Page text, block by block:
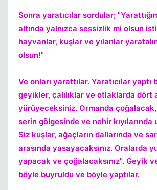
Sonra yaratıcılar sordular;
altında yalnızca sessizlik mi olsun
hayvanlar, kuşlar ve yılanlar
olsun!"
Ve onları yarattılar. Yaratıcılar yaptı
geyikler, çalılıklar ve otlaklarda dört
yürüyeceksiniz. Ormanda çoğalacak,
serin gölgesinde ve nehir kıyılarında
Siz kuşlar, ağaçların dallarında ve
arasında yasayacaksınız. Oralarda
yapacak ve çoğalacaksınız". Geyik
böyle buyruldu ve böyle yaptılar.